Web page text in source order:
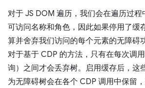
对于 JS DOM 遍历，我们会在遍历过程
可访问名称和角色，因此如果停用了缓
算并舍弃我们访问的每个元素的无障碍
对于基于 CDP 的方法，只有在每次调
询）之间才会丢弃树。启用缓存后，这
为无障碍树会在各个 CDP 调用中保留